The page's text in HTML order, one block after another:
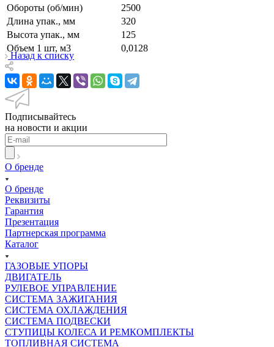
Обороты (об/мин)
2500
Длина упак., мм
320
Высота упак., мм
125
Объем 1 шт, м3
0,0128
Назад к списку
Подписывайтесь
на новости и акции
О бренде
О бренде
Реквизиты
Гарантия
Презентация
Партнерская программа
Каталог
ГАЗОВЫЕ УПОРЫ
ДВИГАТЕЛЬ
РУЛЕВОЕ УПРАВЛЕНИЕ
СИСТЕМА ЗАЖИГАНИЯ
СИСТЕМА ОХЛАЖДЕНИЯ
СИСТЕМА ПОДВЕСКИ
СТУПИЦЫ КОЛЕСА И РЕМКОМПЛЕКТЫ
ТОПЛИВНАЯ СИСТЕМА